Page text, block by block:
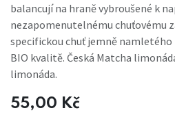
balancují na hraně vybroušené k
nezapomenutelnému chuťovému
specifickou chuť jemně
BIO kvalitě. Česká Matcha
limonáda.
55,00 Kč